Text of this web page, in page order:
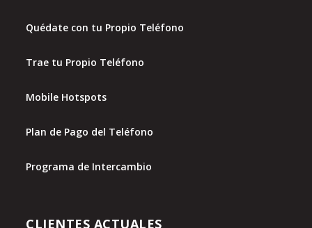
Quédate con tu Propio Teléfono
Trae tu Propio Teléfono
Mobile Hotspots
Plan de Pago del Teléfono
Programa de Intercambio
CLIENTES ACTUALES